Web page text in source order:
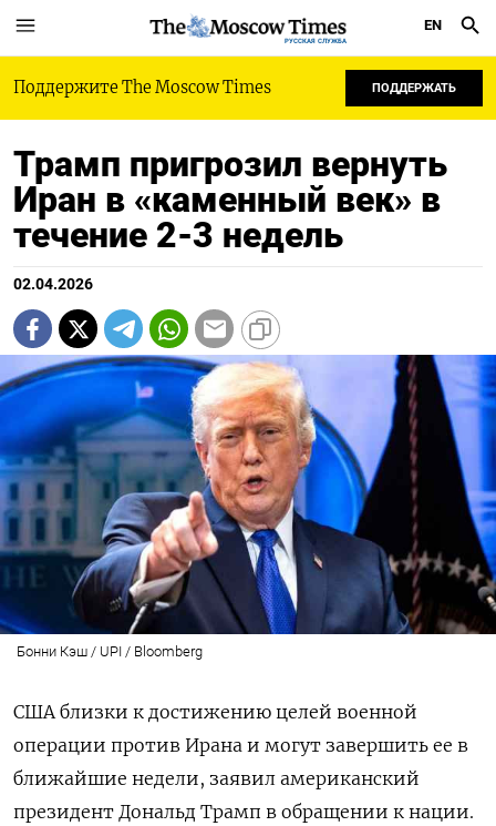
РУССКАЯ СЛУЖБА
EN
Поддержите The Moscow Times ПОДДЕРЖАТЬ
Трамп пригрозил вернуть
Иран в «каменный век» в
течение 2-3 недель
02.04.2026
Бонни Кэш / UPI / Bloomberg
США близки к достижению целей военной
операции против Ирана и могут завершить ее в
ближайшие недели, заявил американский
президент Дональд Трамп в обращении к нации.